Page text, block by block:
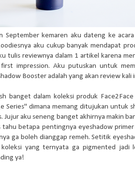
September kemaren aku dateng ke acara
aku cukup banyak mendapat
tulis reviewnya dalam 1 artikel karena
impression. Aku putuskan untuk
Booster adalah yang akan review kali
banget dalam koleksi produk
Series" dimana memang ditujukan untuk
Jujur aku seneng banget akhirnya makin
tahu betapa pentingnya eyeshadow
ga boleh dianggap remeh. Setitik
yang ternyata ga pigmented jadi
ya!